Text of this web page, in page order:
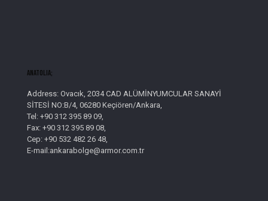
AnatolIa;
Address: Ovacık, 2034 CAD ALÜMİNYUMCULAR SANAYİ
SİTESİ NO:B/4, 06280 Keçiören/Ankara,
Tel: +90 312 395 89 09,
Fax: +90 312 395 89 08,
Cep: +90 532 482 26 48,
E-mail:ankarabolge@armor.com.tr